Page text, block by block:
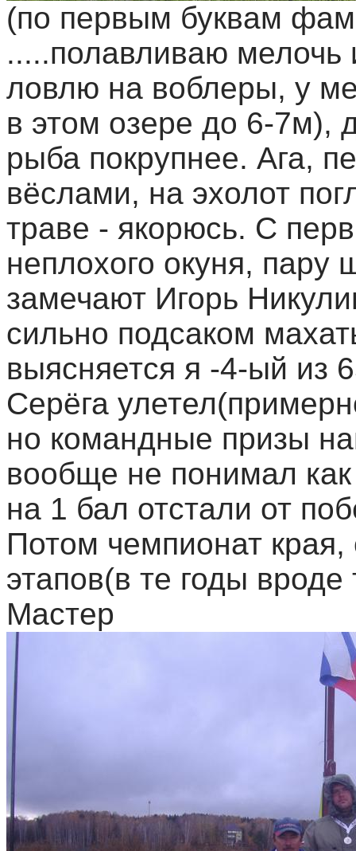
(по первым буквам
.....полавливаю
ловлю на воблеры, у
в этом озере до 6-7м),
рыба покрупнее. Ага,
вёслами, на эхолот
траве - якорюсь. С
неплохого окуня, пару
замечают Игорь
сильно подсаком
выясняется я -4-ый из
Серёга
но командные призы
вообще не понимал как
на 1 бал отстали от
Потом чемпионат
этапов(в те годы
Мастер